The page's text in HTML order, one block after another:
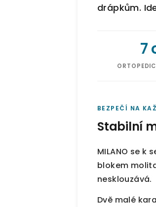
drápkům.
7
BEZPEČÍ NA
Stabilní
MILANO se
blokem
nesklouzává.
Dvě malé